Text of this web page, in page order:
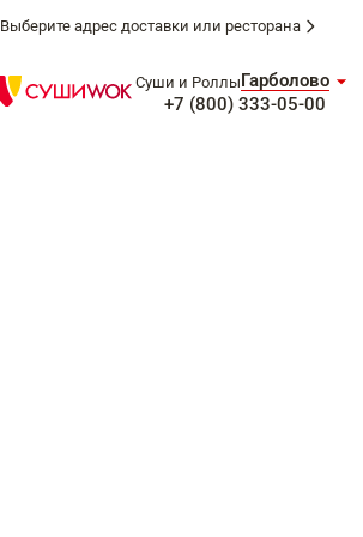
Выберите адрес доставки или ресторана
Суши и РоллыГарболово
+7 (800) 333-05-00